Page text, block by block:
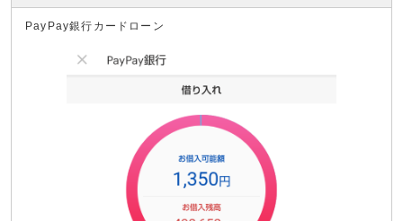
PayPay銀行カードローン